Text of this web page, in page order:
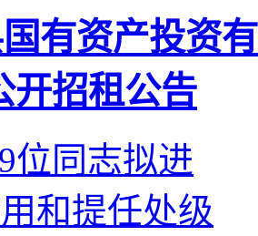
有资产投资
开招租公告